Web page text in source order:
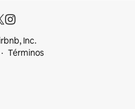
Inc.
Términos